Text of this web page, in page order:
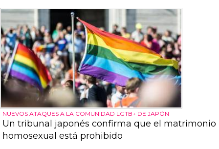
NUEVOS ATAQUES A LA COMUNIDAD LGTB+ DE JAPÓN
Un tribunal japonés confirma que el matrimonio
homosexual está prohibido